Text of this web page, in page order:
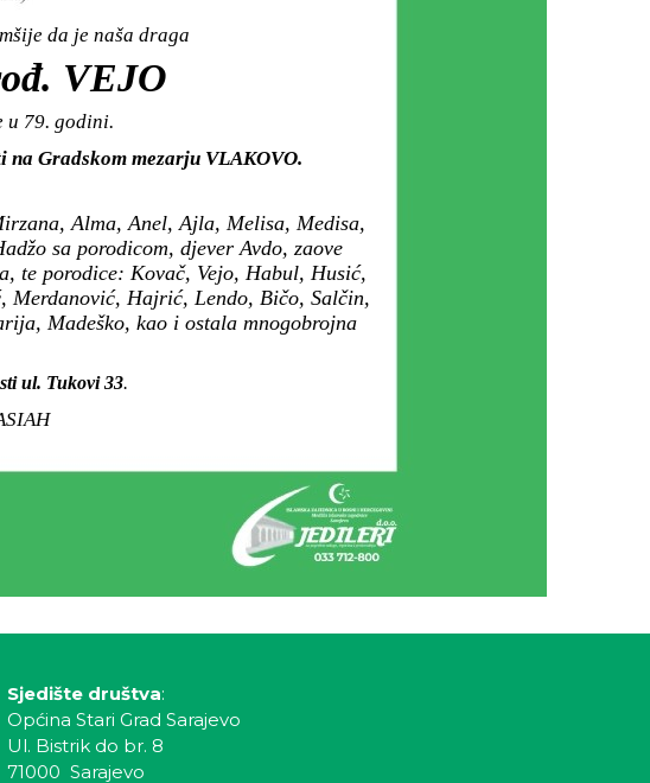
da je naša draga
VEJO
u 79. godini.
na Gradskom mezarju VLAKOVO.
Alma, Anel, Ajla, Melisa, Medisa,
sa porodicom, djever Avdo, zaove
te porodice: Kovač, Vejo, Habul, Husić,
Hajrić, Lendo, Bičo, Salčin,
Madeško, kao i ostala mnogobrojna
ul. Tukovi 33.
Sjedište društva:
Općina Stari Grad Sarajevo
Ul. Bistrik do br. 8
71000 Sarajevo